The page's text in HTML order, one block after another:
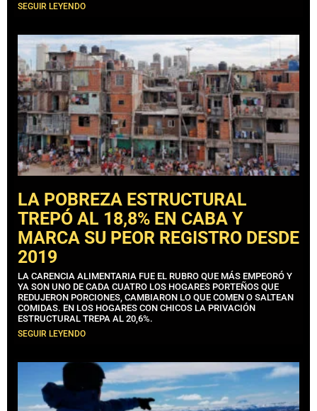
SEGUIR LEYENDO
LA POBREZA ESTRUCTURAL
TREPÓ AL 18,8% EN CABA Y
MARCA SU PEOR REGISTRO DESDE
2019
LA CARENCIA ALIMENTARIA FUE EL RUBRO QUE MÁS EMPEORÓ Y
YA SON UNO DE CADA CUATRO LOS HOGARES PORTEÑOS QUE
REDUJERON PORCIONES, CAMBIARON LO QUE COMEN O SALTEAN
COMIDAS. EN LOS HOGARES CON CHICOS LA PRIVACIÓN
ESTRUCTURAL TREPA AL 20,6%.
SEGUIR LEYENDO